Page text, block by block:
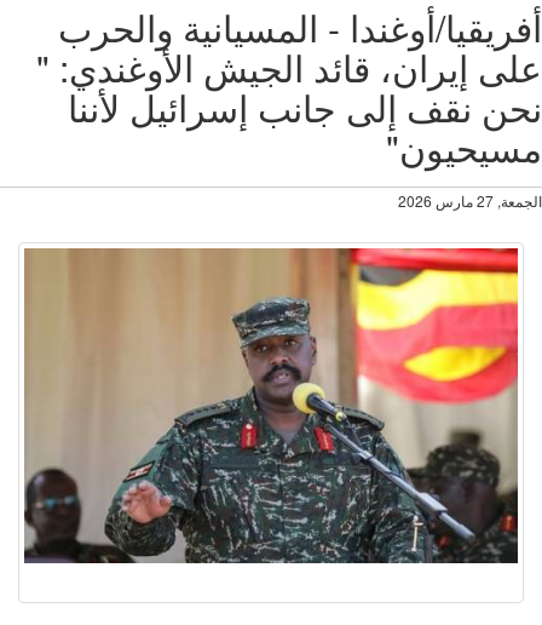
أوغندا - المسيانية والحرب
إيران، قائد الجيش الأوغندي: "
نقف إلى جانب إسرائيل لأننا
مارس 2026